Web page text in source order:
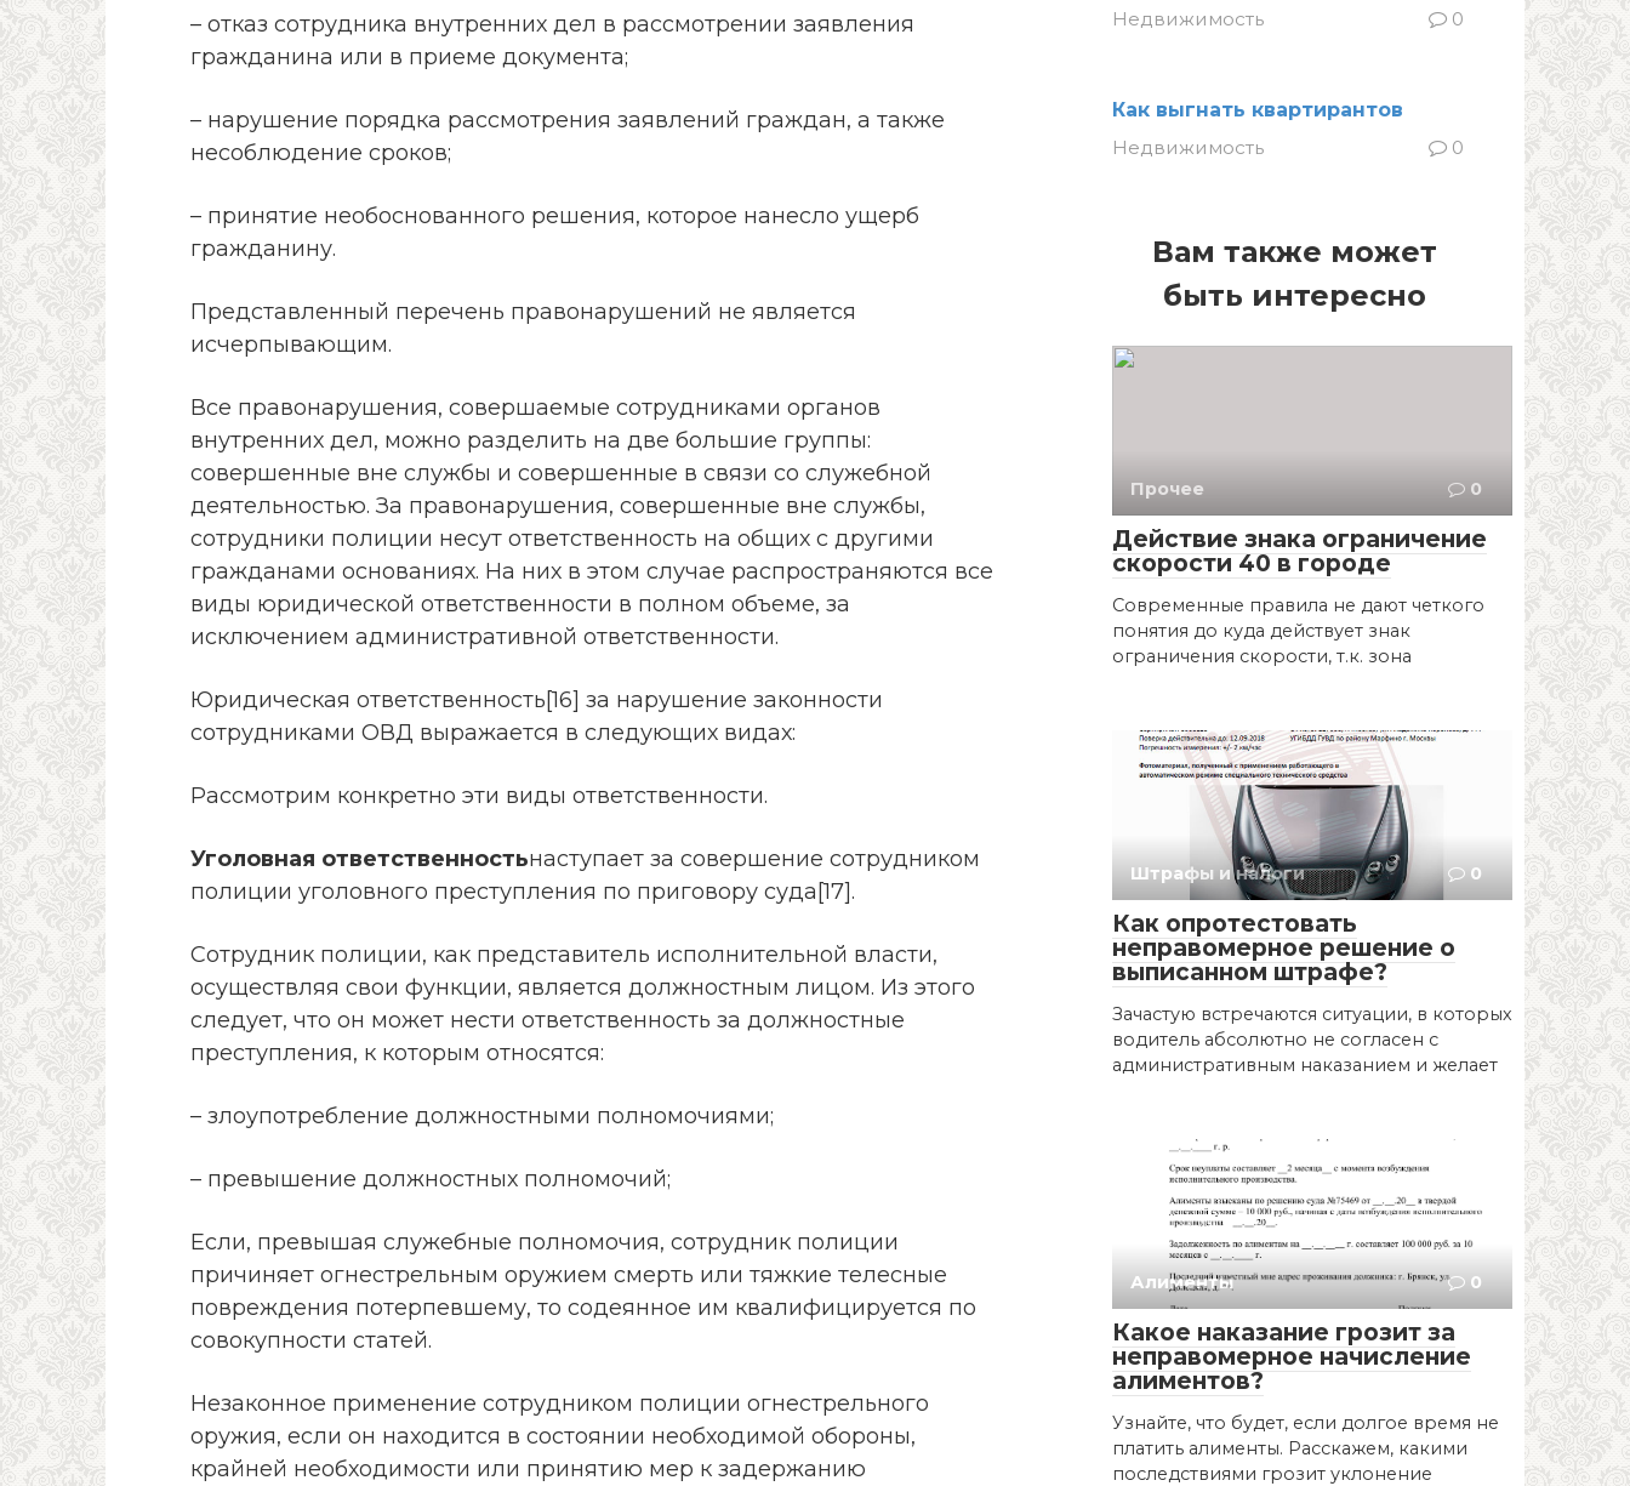
– отказ сотрудника внутренних дел в рассмотрении заявления
гражданина или в приеме документа;
– нарушение порядка рассмотрения заявлений граждан, а также
несоблюдение сроков;
– принятие необоснованного решения, которое нанесло ущерб
гражданину.
Представленный перечень правонарушений не является
исчерпывающим.
Все правонарушения, совершаемые сотрудниками органов
внутренних дел, можно разделить на две большие группы:
совершенные вне службы и совершенные в связи со служебной
деятельностью. За правонарушения, совершенные вне службы,
сотрудники полиции несут ответственность на общих с другими
гражданами основаниях. На них в этом случае распространяются все
виды юридической ответственности в полном объеме, за
исключением административной ответственности.
Юридическая ответственность[16] за нарушение законности
сотрудниками ОВД выражается в следующих видах:
Рассмотрим конкретно эти виды ответственности.
Уголовная ответственностьнаступает за совершение сотрудником
полиции уголовного преступления по приговору суда[17].
Сотрудник полиции, как представитель исполнительной власти,
осуществляя свои функции, является должностным лицом. Из этого
следует, что он может нести ответственность за должностные
преступления, к которым относятся:
– злоупотребление должностными полномочиями;
– превышение должностных полномочий;
Если, превышая служебные полномочия, сотрудник полиции
причиняет огнестрельным оружием смерть или тяжкие телесные
повреждения потерпевшему, то содеянное им квалифицируется по
совокупности статей.
Незаконное применение сотрудником полиции огнестрельного
оружия, если он находится в состоянии необходимой обороны,
крайней необходимости или принятию мер к задержанию
Недвижимость
0
Как выгнать квартирантов
Недвижимость
0
Вам также может
быть интересно
Прочее 0
Действие знака ограничение
скорости 40 в городе
Современные правила не дают четкого
понятия до куда действует знак
ограничения скорости, т.к. зона
Штрафы и налоги 0
Как опротестовать
неправомерное решение о
выписанном штрафе?
Зачастую встречаются ситуации, в которых
водитель абсолютно не согласен с
административным наказанием и желает
Алименты 0
Какое наказание грозит за
неправомерное начисление
алиментов?
Узнайте, что будет, если долгое время не
платить алименты. Расскажем, какими
последствиями грозит уклонение